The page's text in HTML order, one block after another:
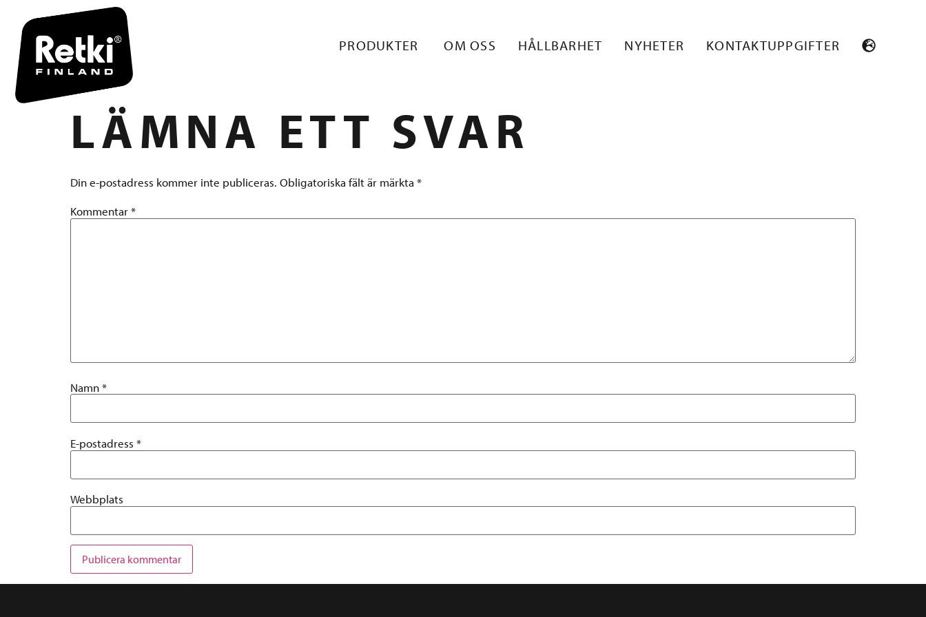
PRODUKTER OM OSS HÅLLBARHET NYHETER KONTAKTUPPGIFTER
R6965 FIILISKUVA 1
LÄMNA ETT SVAR
Din e-postadress kommer inte publiceras. Obligatoriska fält är märkta *
Kommentar*
Namn*
E-postadress *
Webbplats